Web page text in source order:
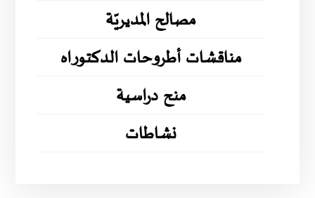
مصالح المديريّة
مناقشات أطروحات الدكتوراه
منح دراسية
نشاطات